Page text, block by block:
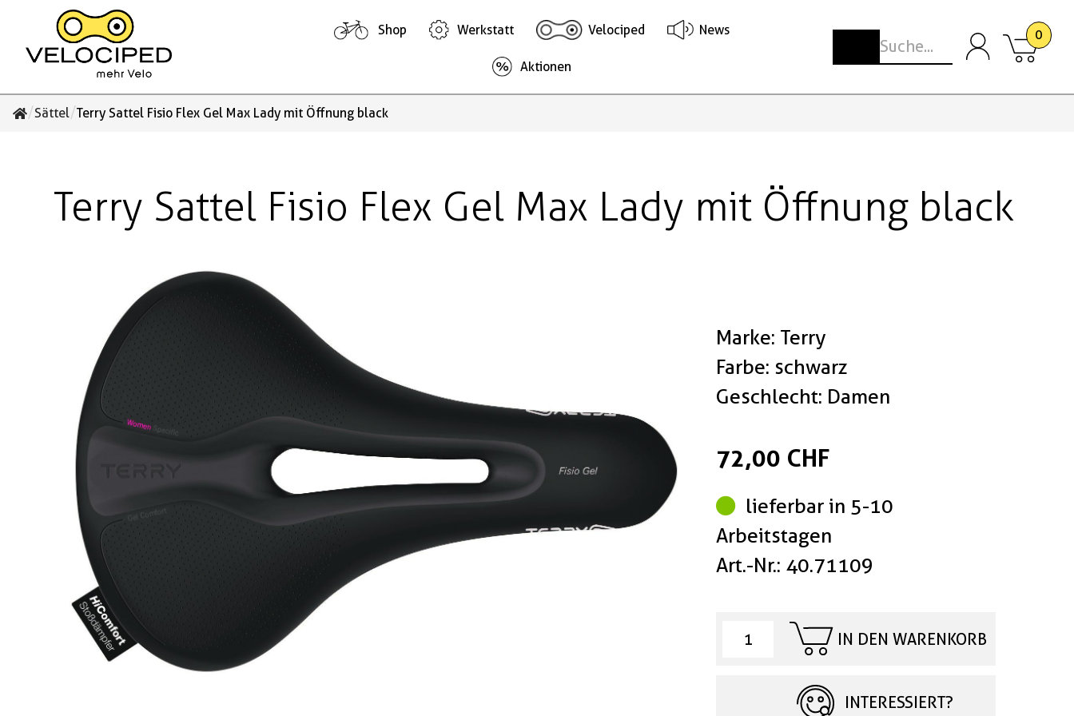
Shop Werkstatt Velociped News
Aktionen
0
/Sättel/Terry Sattel Fisio Flex Gel Max Lady mit Öffnung black
Terry Sattel Fisio Flex Gel Max Lady mit Öffnung black
Marke: Terry
Farbe: schwarz
Geschlecht: Damen
72,00 CHF
lieferbar in 5-10
Arbeitstagen
Art.-Nr.: 40.71109
IN DEN WARENKORB
INTERESSIERT?